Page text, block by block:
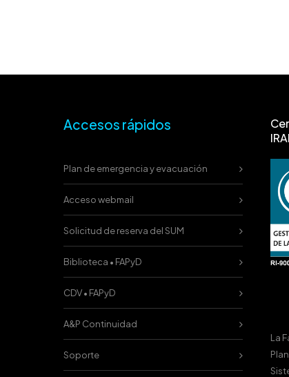
Accesos rápidos
Plan de emergencia y evacuación
Acceso webmail
Solicitud de reserva del SUM
Biblioteca • FAPyD
CDV • FAPyD
A&P Continuidad
Soporte
La